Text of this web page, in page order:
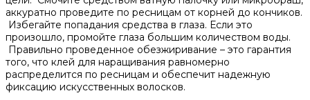
аккуратно проведите по ресницам от корней до кончиков.
Избегайте попадания средства в глаза.​ Если это
произошло‚ промойте глаза большим количеством воды.​
Правильно проведенное обезжиривание – это гарантия
того‚ что клей для наращивания равномерно
распределится по ресницам и обеспечит надежную
фиксацию искусственных волосков.​